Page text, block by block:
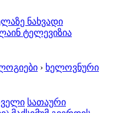
ნახვადი
ტელევიზია
› ხელოვნური
სათაური